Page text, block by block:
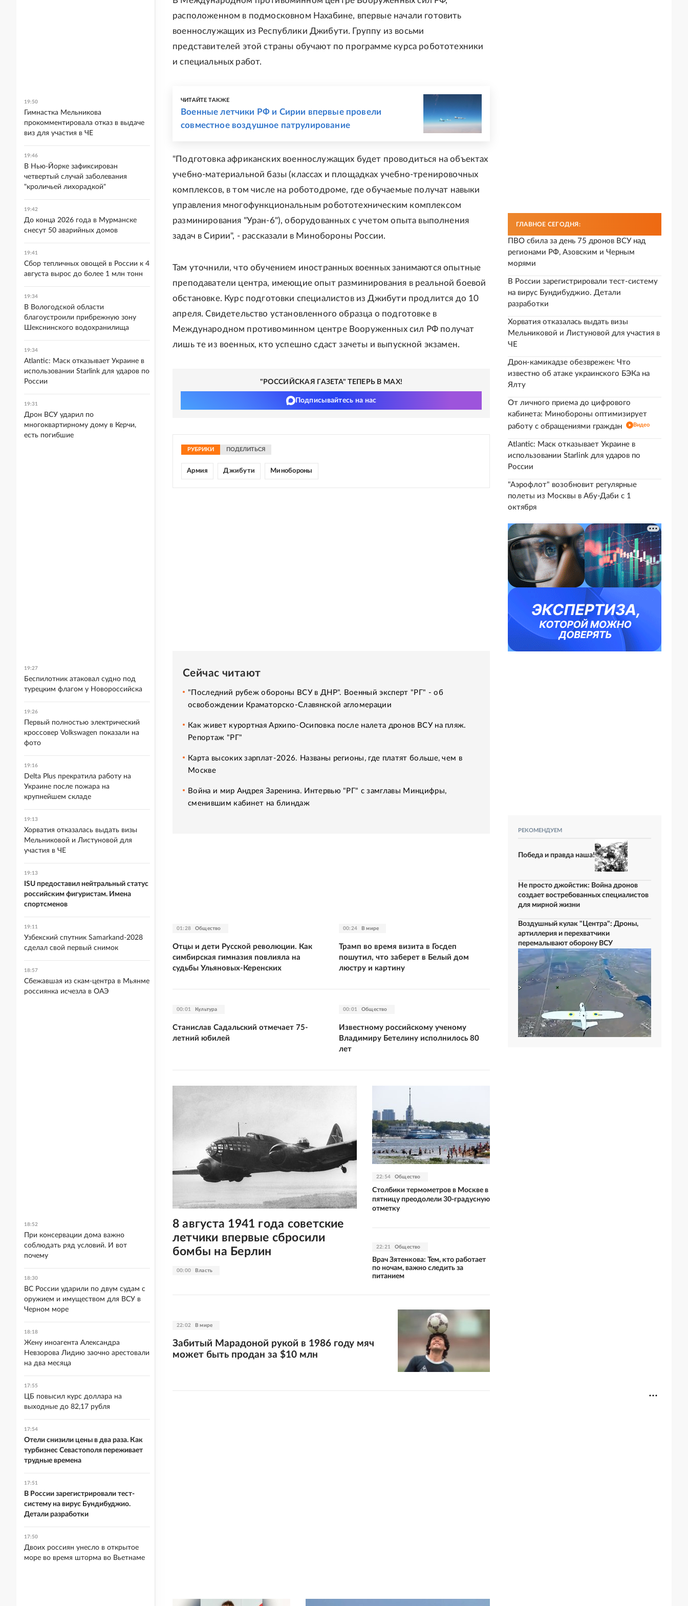
расположенном в подмосковном Нахабине, впервые начали готовить
военнослужащих из Республики Джибути. Группу из восьми
представителей этой страны обучают по программе курса робототехники
и специальных работ.
ЧИТАЙТЕ ТАКЖЕ
Военные летчики РФ и Сирии впервые провели
совместное воздушное патрулирование
"Подготовка африканских военнослужащих будет проводиться на объектах
учебно-материальной базы (классах и площадках учебно-тренировочных
комплексов, в том числе на роботодроме, где обучаемые получат навыки
управления многофункциональным робототехническим комплексом
разминирования "Уран-6"), оборудованных с учетом опыта выполнения
задач в Сирии", - рассказали в Минобороны России.
Там уточнили, что обучением иностранных военных занимаются опытные
преподаватели центра, имеющие опыт разминирования в реальной боевой
обстановке. Курс подготовки специалистов из Джибути продлится до 10
апреля. Свидетельство установленного образца о подготовке в
Международном противоминном центре Вооруженных сил РФ получат
лишь те из военных, кто успешно сдаст зачеты и выпускной экзамен.
"РОССИЙСКАЯ ГАЗЕТА" ТЕПЕРЬ В MAX!
Подписывайтесь на нас
РУБРИКИ ПОДЕЛИТЬСЯ
Армия Джибути Минобороны
Сейчас читают
"Последний рубеж обороны ВСУ в ДНР". Военный эксперт "РГ" - об
освобождении Краматорско-Славянской агломерации
Как живет курортная Архипо-Осиповка после налета дронов ВСУ на пляж.
Репортаж "РГ"
Карта высоких зарплат-2026. Названы регионы, где платят больше, чем в
Москве
Война и мир Андрея Заренина. Интервью "РГ" с замглавы Минцифры,
сменившим кабинет на блиндаж
01:28 Общество
Отцы и дети Русской революции. Как
симбирская гимназия повлияла на
судьбы Ульяновых-Керенских
00:24 В мире
Трамп во время визита в Госдеп
пошутил, что заберет в Белый дом
люстру и картину
00:01 Культура
Станислав Садальский отмечает 75-
летний юбилей
00:01 Общество
Известному российскому ученому
Владимиру Бетелину исполнилось 80
лет
00:00 Власть
8 августа 1941 года советские
летчики впервые сбросили
бомбы на Берлин
22:54 Общество
Столбики термометров в Москве в
пятницу преодолели 30-градусную
отметку
22:21 Общество
Врач Зятенкова: Тем, кто работает
по ночам, важно следить за
питанием
22:02 В мире
Забитый Марадоной рукой в 1986 году мяч
может быть продан за $10 млн
ГЛАВНОЕ СЕГОДНЯ:
ПВО сбила за день 75 дронов ВСУ над
регионами РФ, Азовским и Черным
морями
В России зарегистрировали тест-систему
на вирус Бундибуджио. Детали
разработки
Хорватия отказалась выдать визы
Мельниковой и Листуновой для участия в
ЧЕ
Дрон-камикадзе обезврежен: Что
известно об атаке украинского БЭКа на
Ялту
От личного приема до цифрового
кабинета: Минобороны оптимизирует
работу с обращениями граждан
Видео
Atlantic: Маск отказывает Украине в
использовании Starlink для ударов по
России
"Аэрофлот" возобновит регулярные
полеты из Москвы в Абу-Даби с 1
октября
РЕКОМЕНДУЕМ
Победа и правда наша!
Не просто джойстик: Война дронов
создает востребованных специалистов
для мирной жизни
Воздушный кулак "Центра": Дроны,
артиллерия и перехватчики
перемалывают оборону ВСУ
19:50
Гимнастка Мельникова
прокомментировала отказ в выдаче
виз для участия в ЧЕ
19:46
В Нью-Йорке зафиксирован
четвертый случай заболевания
"кроличьей лихорадкой"
19:42
До конца 2026 года в Мурманске
снесут 50 аварийных домов
19:41
Сбор тепличных овощей в России к 4
августа вырос до более 1 млн тонн
19:34
В Вологодской области
благоустроили прибрежную зону
Шекснинского водохранилища
19:34
Atlantic: Маск отказывает Украине в
использовании Starlink для ударов по
России
19:31
Дрон ВСУ ударил по
многоквартирному дому в Керчи,
есть погибшие
19:27
Беспилотник атаковал судно под
турецким флагом у Новороссийска
19:26
Первый полностью электрический
кроссовер Volkswagen показали на
фото
19:16
Delta Plus прекратила работу на
Украине после пожара на
крупнейшем складе
19:13
Хорватия отказалась выдать визы
Мельниковой и Листуновой для
участия в ЧЕ
19:13
ISU предоставил нейтральный статус
российским фигуристам. Имена
спортсменов
19:11
Узбекский спутник Samarkand-2028
сделал свой первый снимок
18:57
Сбежавшая из скам-центра в Мьянме
россиянка исчезла в ОАЭ
18:52
При консервации дома важно
соблюдать ряд условий. И вот
почему
18:30
ВС России ударили по двум судам с
оружием и имуществом для ВСУ в
Черном море
18:18
Жену иноагента Александра
Невзорова Лидию заочно арестовали
на два месяца
17:55
ЦБ повысил курс доллара на
выходные до 82,17 рубля
17:54
Отели снизили цены в два раза. Как
турбизнес Севастополя переживает
трудные времена
17:51
В России зарегистрировали тест-
систему на вирус Бундибуджио.
Детали разработки
17:50
Двоих россиян унесло в открытое
море во время шторма во Вьетнаме